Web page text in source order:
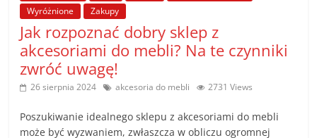
Wyróżnione
Zakupy
Jak rozpoznać dobry sklep z
akcesoriami do mebli? Na te czynniki
zwróć uwagę!
26 sierpnia 2024 akcesoria do mebli 2731 Views
Poszukiwanie idealnego sklepu z akcesoriami do mebli
może być wyzwaniem, zwłaszcza w obliczu ogromnej